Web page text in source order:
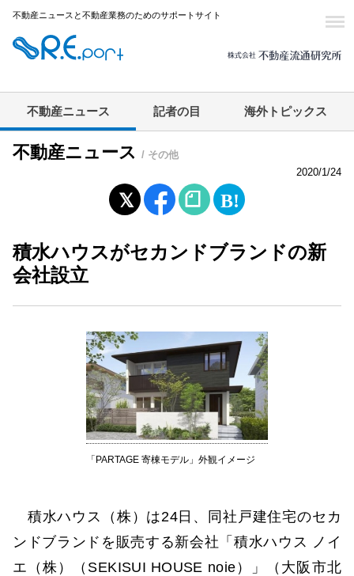
不動産ニュースと不動産業務のためのサポートサイト
不動産ニュース 記者の目 海外トピックス
不動産ニュース / その他
2020/1/24
積水ハウスがセカンドブランドの新
会社設立
「PARTAGE 寄棟モデル」外観イメージ
積水ハウス（株）は24日、同社戸建住宅のセカ
ンドブランドを販売する新会社「積水ハウス ノイ
エ（株）（SEKISUI HOUSE noie）」（大阪市北